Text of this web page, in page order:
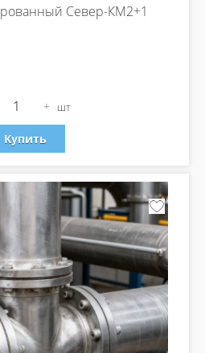
Север-КМ2+1
+ шт
Купить